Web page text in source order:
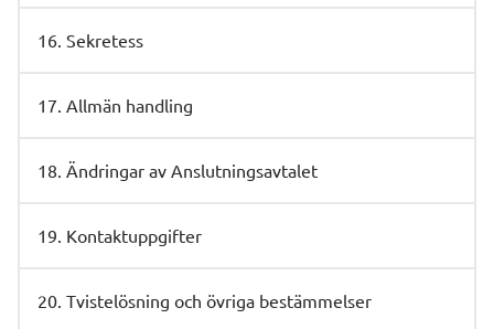
16. Sekretess
17. Allmän handling
18. Ändringar av Anslutningsavtalet
19. Kontaktuppgifter
20. Tvistelösning och övriga bestämmelser